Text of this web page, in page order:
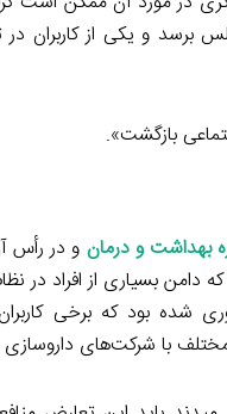
و یکی از کاربران در
بازگشت».
بهداشت و درمان و در رأس
بسیاری از افراد در
بود که برخی